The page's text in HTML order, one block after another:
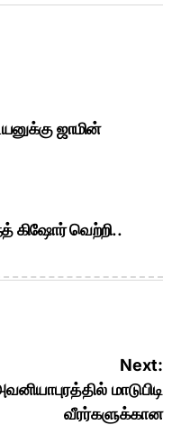
ஜாமின்
கிஷோர் வெற்றி..
Next:
மாடுபிடி
வீரர்களுக்கான